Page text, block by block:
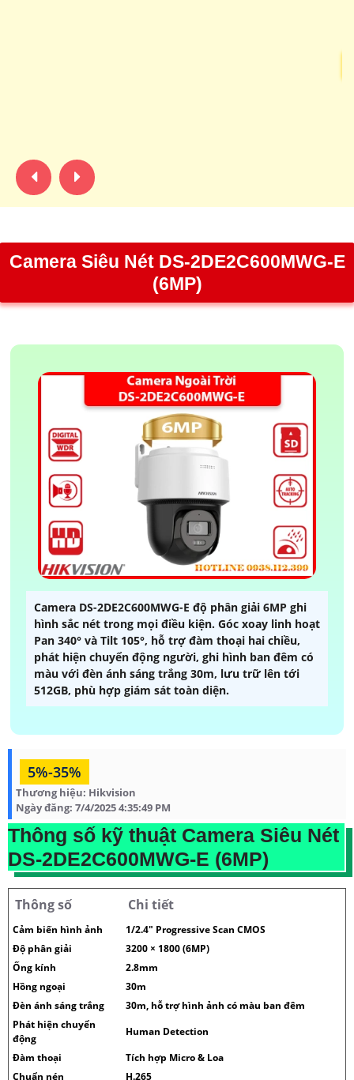
Camera Siêu Nét DS-2DE2C600MWG-E
(6MP)
Camera DS-2DE2C600MWG-E độ phân giải 6MP ghi
hình sắc nét trong mọi điều kiện. Góc xoay linh hoạt
Pan 340° và Tilt 105°, hỗ trợ đàm thoại hai chiều,
phát hiện chuyển động người, ghi hình ban đêm có
màu với đèn ánh sáng trắng 30m, lưu trữ lên tới
512GB, phù hợp giám sát toàn diện.
5%-35%
Thương hiệu: Hikvision
Ngày đăng: 7/4/2025 4:35:49 PM
Thông số kỹ thuật Camera Siêu Nét
DS-2DE2C600MWG-E (6MP)
Thông số Chi tiết
Cảm biến hình ảnh
1/2.4" Progressive Scan CMOS
Độ phân giải
3200 × 1800 (6MP)
Ống kính
2.8mm
Hồng ngoại
30m
Đèn ánh sáng trắng
30m, hỗ trợ hình ảnh có màu ban đêm
Phát hiện chuyển
động
Human Detection
Đàm thoại
Tích hợp Micro & Loa
Chuẩn nén
H.265